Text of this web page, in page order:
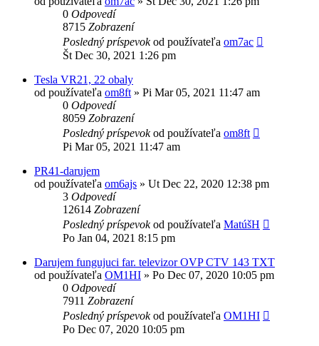
0 Odpovedí
8715 Zobrazení
Posledný príspevokod používateľa om7ac
Št Dec 30, 2021 1:26 pm
Tesla VR21, 22 obaly
od používateľa om8ft » Pi Mar 05, 2021 11:47 am
0 Odpovedí
8059 Zobrazení
Posledný príspevokod používateľa om8ft
Pi Mar 05, 2021 11:47 am
PR41-darujem
od používateľa om6ajs » Ut Dec 22, 2020 12:38 pm
3 Odpovedí
12614 Zobrazení
Posledný príspevokod používateľa MatúšH
Po Jan 04, 2021 8:15 pm
Darujem fungujuci far. televizor OVP CTV 143 TXT
od používateľa OM1HI » Po Dec 07, 2020 10:05 pm
0 Odpovedí
7911 Zobrazení
Posledný príspevokod používateľa OM1HI
Po Dec 07, 2020 10:05 pm